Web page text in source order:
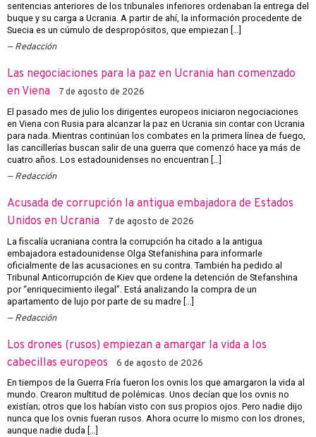
sentencias anteriores de los tribunales inferiores ordenaban la entrega del
buque y su carga a Ucrania. A partir de ahí, la información procedente de
Suecia es un cúmulo de despropósitos, que empiezan […]
Redacción
Las negociaciones para la paz en Ucrania han comenzado
en Viena
7 de agosto de 2026
El pasado mes de julio los dirigentes europeos iniciaron negociaciones
en Viena con Rusia para alcanzar la paz en Ucrania sin contar con Ucrania
para nada. Mientras continúan los combates en la primera línea de fuego,
las cancillerías buscan salir de una guerra que comenzó hace ya más de
cuatro años. Los estadounidenses no encuentran […]
Redacción
Acusada de corrupción la antigua embajadora de Estados
Unidos en Ucrania
7 de agosto de 2026
La fiscalía ucraniana contra la corrupción ha citado a la antigua
embajadora estadounidense Olga Stefanishina para informarle
oficialmente de las acusaciones en su contra. También ha pedido al
Tribunal Anticorrupción de Kiev que ordene la detención de Stefanshina
por “enriquecimiento ilegal”. Está analizando la compra de un
apartamento de lujo por parte de su madre […]
Redacción
Los drones (rusos) empiezan a amargar la vida a los
cabecillas europeos
6 de agosto de 2026
En tiempos de la Guerra Fría fueron los ovnis los que amargaron la vida al
mundo. Crearon multitud de polémicas. Unos decían que los ovnis no
existían; otros que los habían visto con sus propios ojos. Pero nadie dijo
nunca que los ovnis fueran rusos. Ahora ocurre lo mismo con los drones,
aunque nadie duda […]